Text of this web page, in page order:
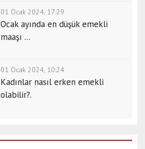
01 Ocak 2024, 17:29
Ocak ayında en düşük emekli
maaşı ...
01 Ocak 2024, 10:24
Kadınlar nasıl erken emekli
olabilir?.